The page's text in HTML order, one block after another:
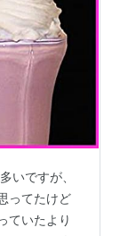
いですが、
ってたけど
ていたより